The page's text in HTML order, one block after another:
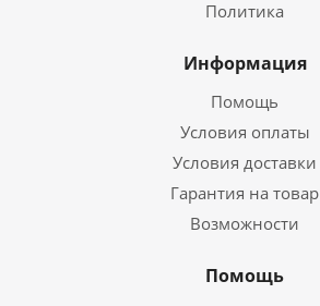
Политика
Информация
Помощь
Условия оплаты
Условия доставки
Гарантия на товар
Возможности
Помощь